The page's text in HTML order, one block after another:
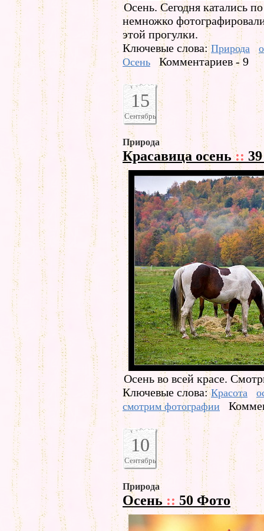
Осень. Сегодня катались
немножко
этой прогулки.
Ключевые слова:Природа
Осень
Комментариев - 9
15
Сентябрь
Природа
Красавица осень::
Осень во всей красе.
Ключевые слова:Красота
смотрим фотографии
10
Сентябрь
Природа
Осень :: 50 Фото